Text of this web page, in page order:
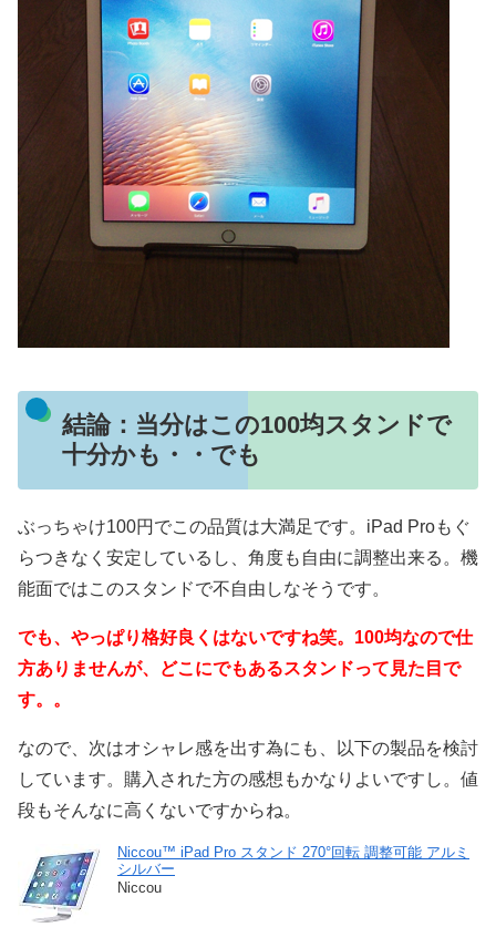
結論：当分はこの100均スタンドで
十分かも・・でも
ぶっちゃけ100円でこの品質は大満足です。iPad Proもぐ
らつきなく安定しているし、角度も自由に調整出来る。機
能面ではこのスタンドで不自由しなそうです。
でも、やっぱり格好良くはないですね笑。100均なので仕
方ありませんが、どこにでもあるスタンドって見た目で
す。。
なので、次はオシャレ感を出す為にも、以下の製品を検討
しています。購入された方の感想もかなりよいですし。値
段もそんなに高くないですからね。
Niccou™ iPad Pro スタンド 270°回転 調整可能 アルミ
シルバー
Niccou